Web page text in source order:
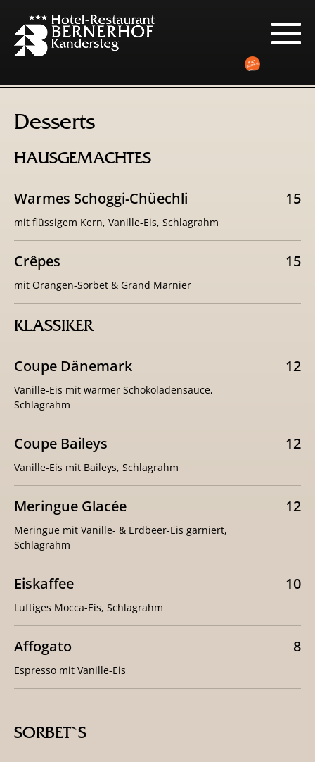
Desserts
HAUSGEMACHTES
Warmes Schoggi-Chüechli
mit flüssigem Kern, Vanille-Eis, Schlagrahm
15
Crêpes
mit Orangen-Sorbet & Grand Marnier
15
KLASSIKER
Coupe Dänemark
Vanille-Eis mit warmer Schokoladensauce,
Schlagrahm
12
Coupe Baileys
Vanille-Eis mit Baileys, Schlagrahm
12
Meringue Glacée
Meringue mit Vanille- & Erdbeer-Eis garniert,
Schlagrahm
12
Eiskaffee
Luftiges Mocca-Eis, Schlagrahm
10
Affogato
Espresso mit Vanille-Eis
8
SORBET`S